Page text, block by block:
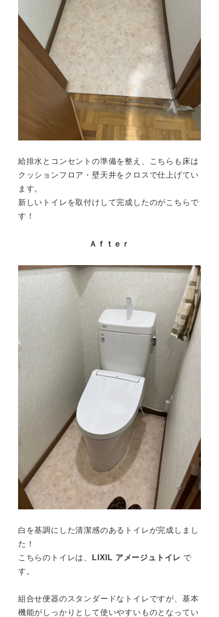
給排水とコンセントの準備を整え、こちらも床は
クッションフロア・壁天井をクロスで仕上げてい
ます。
新しいトイレを取付けして完成したのがこちらで
す！
Ａｆｔｅｒ
白を基調にした清潔感のあるトイレが完成しまし
た！
こちらのトイレは、
LIXIL アメージュトイレ で
す。
組合せ便器のスタンダードなトイレですが、基本
機能がしっかりとして使いやすいものとなってい